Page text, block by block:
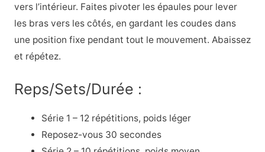
vers l’intérieur. Faites pivoter les épaules pour lever
les bras vers les côtés, en gardant les coudes dans
une position fixe pendant tout le mouvement. Abaissez
et répétez.
Reps/Sets/Durée :
Série 1 – 12 répétitions, poids léger
Reposez-vous 30 secondes